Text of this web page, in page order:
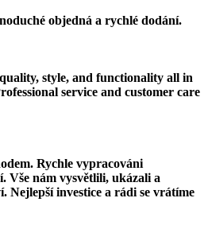
objedná a rychlé dodání.
style, and functionality all in
service and customer care
Rychle vypracováni
Vše nám vysvětlili, ukázali a
Nejlepší investice a rádi se vrátíme